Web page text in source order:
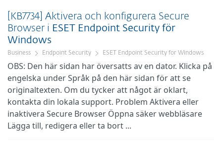
[KB7734] Aktivera och konfigurera Secure
Browser i ESET Endpoint Security för
Windows
Business Endpoint Security ESET Endpoint Security for Windows
OBS: Den här sidan har översatts av en dator. Klicka på
engelska under Språk på den här sidan för att se
originaltexten. Om du tycker att något är oklart,
kontakta din lokala support. Problem Aktivera eller
inaktivera Secure Browser Öppna säker webbläsare
Lägga till, redigera eller ta bort ...